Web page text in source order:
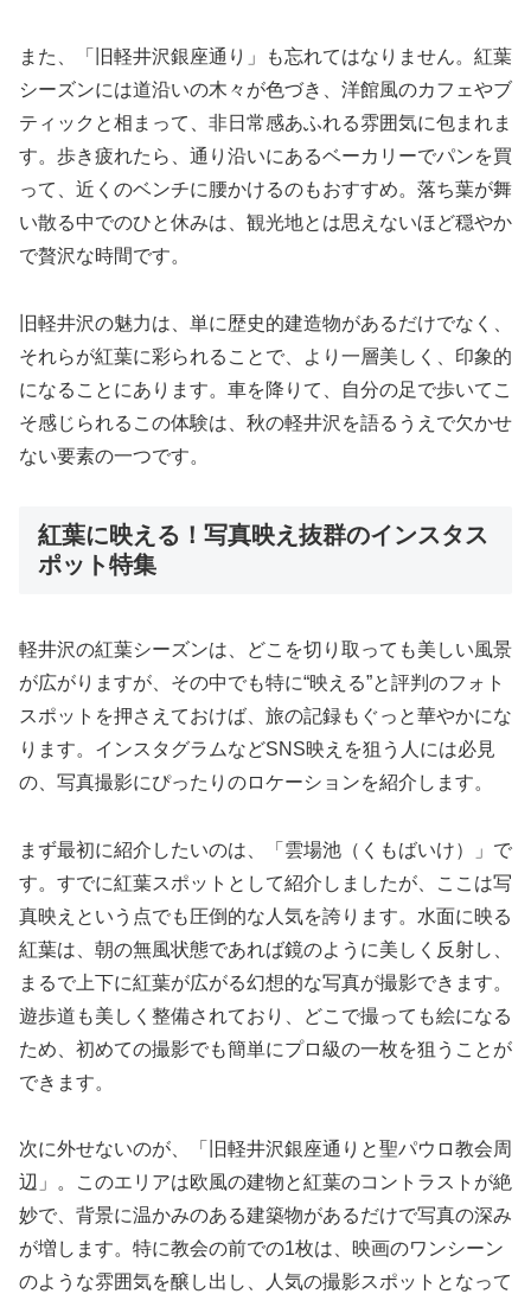
また、「旧軽井沢銀座通り」も忘れてはなりません。紅葉
シーズンには道沿いの木々が色づき、洋館風のカフェやブ
ティックと相まって、非日常感あふれる雰囲気に包まれま
す。歩き疲れたら、通り沿いにあるベーカリーでパンを買
って、近くのベンチに腰かけるのもおすすめ。落ち葉が舞
い散る中でのひと休みは、観光地とは思えないほど穏やか
で贅沢な時間です。
旧軽井沢の魅力は、単に歴史的建造物があるだけでなく、
それらが紅葉に彩られることで、より一層美しく、印象的
になることにあります。車を降りて、自分の足で歩いてこ
そ感じられるこの体験は、秋の軽井沢を語るうえで欠かせ
ない要素の一つです。
紅葉に映える！写真映え抜群のインスタス
ポット特集
軽井沢の紅葉シーズンは、どこを切り取っても美しい風景
が広がりますが、その中でも特に“映える”と評判のフォト
スポットを押さえておけば、旅の記録もぐっと華やかにな
ります。インスタグラムなどSNS映えを狙う人には必見
の、写真撮影にぴったりのロケーションを紹介します。
まず最初に紹介したいのは、「雲場池（くもばいけ）」で
す。すでに紅葉スポットとして紹介しましたが、ここは写
真映えという点でも圧倒的な人気を誇ります。水面に映る
紅葉は、朝の無風状態であれば鏡のように美しく反射し、
まるで上下に紅葉が広がる幻想的な写真が撮影できます。
遊歩道も美しく整備されており、どこで撮っても絵になる
ため、初めての撮影でも簡単にプロ級の一枚を狙うことが
できます。
次に外せないのが、「旧軽井沢銀座通りと聖パウロ教会周
辺」。このエリアは欧風の建物と紅葉のコントラストが絶
妙で、背景に温かみのある建築物があるだけで写真の深み
が増します。特に教会の前での1枚は、映画のワンシーン
のような雰囲気を醸し出し、人気の撮影スポットとなって